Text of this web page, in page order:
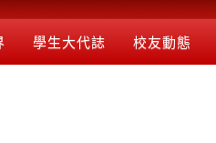
學生大代誌 校友動態